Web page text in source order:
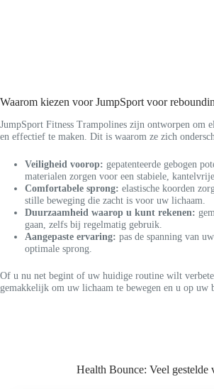
Waarom kiezen voor JumpSport voor
JumpSport Fitness Trampolines zijn ontworpen om
en effectief te maken. Dit is waarom ze zich
Veiligheid voorop: gepatenteerde gebogen
materialen zorgen voor een stabiele,
Comfortabele sprong: elastische koorden
stille beweging die zacht is voor uw lichaam.
Duurzaamheid waarop u kunt rekenen:
gaan, zelfs bij regelmatig gebruik.
Aangepaste ervaring:pas de spanning van
optimale sprong.
Of u nu net begint of uw huidige routine wilt
gemakkelijk om uw lichaam te bewegen en u op uw
Health Bounce: Veel gestelde